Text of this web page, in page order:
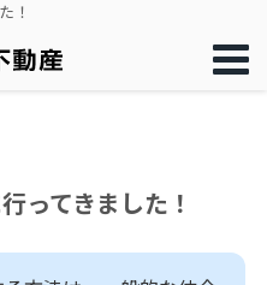
！
ってきました！